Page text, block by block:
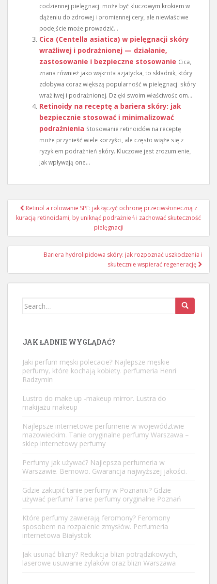
codziennej pielęgnacji może być kluczowym krokiem w
dążeniu do zdrowej i promiennej cery, ale niewłaściwe
podejście może prowadzić...
Cica (Centella asiatica) w pielęgnacji skóry
wrażliwej i podrażnionej — działanie,
zastosowanie i bezpieczne stosowanie Cica,
znana również jako wąkrota azjatycka, to składnik, który
zdobywa coraz większą popularność w pielęgnacji skóry
wrażliwej i podrażnionej. Dzięki swoim właściwościom...
Retinoidy na receptę a bariera skóry: jak
bezpiecznie stosować i minimalizować
podrażnienia Stosowanie retinoidów na receptę
może przynieść wiele korzyści, ale często wiąże się z
ryzykiem podrażnień skóry. Kluczowe jest zrozumienie,
jak wpływają one...
Nawigacja
wpisu
Retinol a rolowanie SPF: jak łączyć ochronę przeciwsłoneczną z
kuracją retinoidami, by uniknąć podrażnień i zachować skuteczność
pielęgnacji
Bariera hydrolipidowa skóry: jak rozpoznać uszkodzenia i
skutecznie wspierać regenerację
Search
JAK ŁADNIE WYGLĄDAĆ?
Jaki perfum męski polecacie? Najlepsze męskie
perfumy, które kochają kobiety. perfumeria Henri
Radzymin
Lustro do make up -makeup mirror. Lustra do
makijażu makeup
Najlepsze internetowe perfumerie w województwie
mazowieckim. Tanie oryginalne perfumy Warszawa –
sklep internetowy perfumy
Perfumy jak używać? Najlepsza perfumeria w
Warszawie. Bemowo. Gwarancja najwyższej jakości.
Gdzie zakupić tanie perfumy w Poznaniu? Gdzie
używać perfum? Tanie perfumy oryginalne Poznań
Które perfumy zawierają feromony? Feromony
sposobem na rozpalenie zmysłów. Perfumeria
internetowa Białystok
Jak usunąć blizny? Redukcja blizn potrądzikowych,
laserowe usuwanie żylaków oraz blizn Warszawa